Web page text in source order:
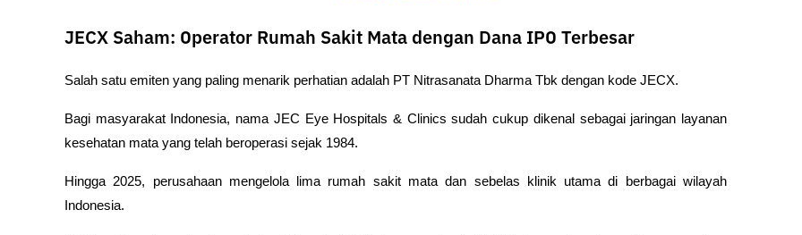
JECX Saham: Operator Rumah Sakit Mata dengan Dana IPO Terbesar
Salah satu emiten yang paling menarik perhatian adalah PT Nitrasanata Dharma Tbk dengan kode JECX.
Bagi masyarakat Indonesia, nama JEC Eye Hospitals & Clinics sudah cukup dikenal sebagai jaringan layanan
kesehatan mata yang telah beroperasi sejak 1984.
Hingga 2025, perusahaan mengelola lima rumah sakit mata dan sebelas klinik utama di berbagai wilayah
Indonesia.